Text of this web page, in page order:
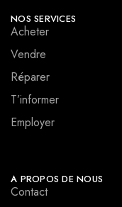
NOS SERVICES
Acheter
Vendre
Réparer
T’informer
Employer
A PROPOS DE NOUS
Contact